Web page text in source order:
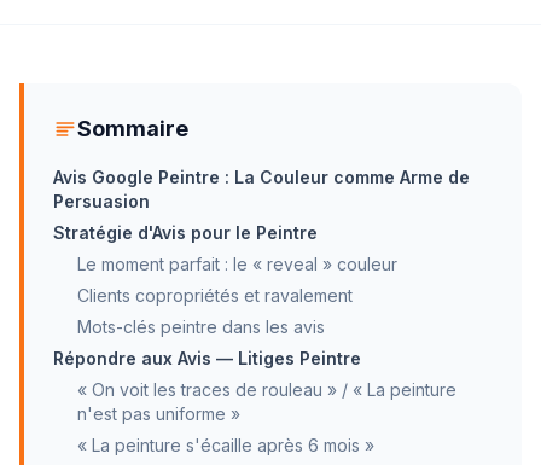
Sommaire
Avis Google Peintre : La Couleur comme Arme de
Persuasion
Stratégie d'Avis pour le Peintre
Le moment parfait : le « reveal » couleur
Clients copropriétés et ravalement
Mots-clés peintre dans les avis
Répondre aux Avis — Litiges Peintre
« On voit les traces de rouleau » / « La peinture
n'est pas uniforme »
« La peinture s'écaille après 6 mois »